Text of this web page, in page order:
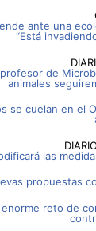
ante una
“Está
de
animales
se cuelan en el
las
propuestas
reto de